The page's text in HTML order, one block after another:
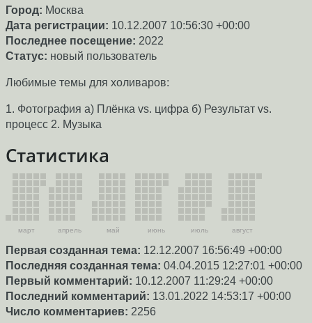
Город: Москва
Дата регистрации: 10.12.2007 10:56:30 +00:00
Последнее посещение: 2022
Статус: новый пользователь
Любимые темы для холиваров:
1. Фотография а) Плёнка vs. цифра б) Результат vs.
процесс 2. Музыка
Статистика
март апрель май июнь июль август
Первая созданная тема: 12.12.2007 16:56:49 +00:00
Последняя созданная тема: 04.04.2015 12:27:01 +00:00
Первый комментарий: 10.12.2007 11:29:24 +00:00
Последний комментарий: 13.01.2022 14:53:17 +00:00
Число комментариев: 2256